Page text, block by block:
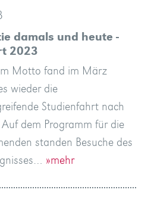
damals und heute -
2023
Motto fand im März
wieder die
Studienfahrt nach
dem Programm für die
standen Besuche des
»mehr